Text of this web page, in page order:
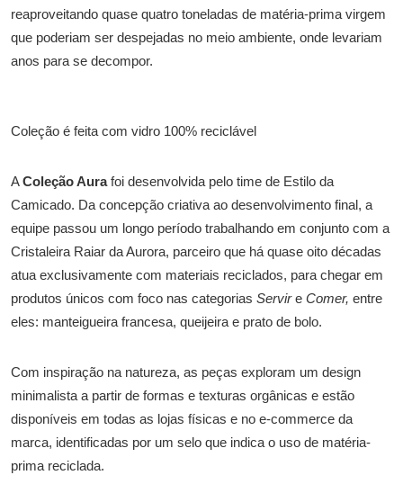
reaproveitando quase quatro toneladas de matéria-prima virgem
que poderiam ser despejadas no meio ambiente, onde levariam
anos para se decompor.
Coleção é feita com vidro 100% reciclável
AColeção Aurafoi desenvolvida pelo time de Estilo da
Camicado. Da concepção criativa ao desenvolvimento final, a
equipe passou um longo período trabalhando em conjunto com a
Cristaleira Raiar da Aurora, parceiro que há quase oito décadas
atua exclusivamente com materiais reciclados, para chegar em
produtos únicos com foco nas categorias Servire Comer, entre
eles: manteigueira francesa, queijeira e prato de bolo.
Com inspiração na natureza, as peças exploram um design
minimalista a partir de formas e texturas orgânicas e estão
disponíveis em todas as lojas físicas e no e-commerce da
marca, identificadas por um selo que indica o uso de matéria-
prima reciclada.